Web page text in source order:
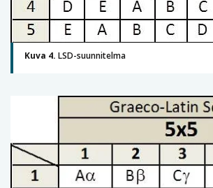
Kuva 4. LSD-suunnitelma